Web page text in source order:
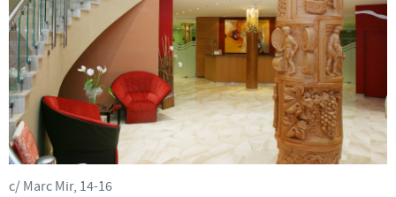
c/ Marc Mir, 14-16